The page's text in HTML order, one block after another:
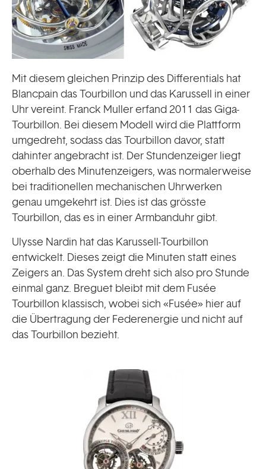
Mit diesem gleichen Prinzip des Differentials hat
Blancpain das Tourbillon und das Karussell in einer
Uhr vereint. Franck Muller erfand 2011 das Giga-
Tourbillon. Bei diesem Modell wird die Plattform
umgedreht, sodass das Tourbillon davor, statt
dahinter angebracht ist. Der Stundenzeiger liegt
oberhalb des Minutenzeigers, was normalerweise
bei traditionellen mechanischen Uhrwerken
genau umgekehrt ist. Dies ist das grösste
Tourbillon, das es in einer Armbanduhr gibt.
Ulysse Nardin hat das Karussell-Tourbillon
entwickelt. Dieses zeigt die Minuten statt eines
Zeigers an. Das System dreht sich also pro Stunde
einmal ganz. Breguet bleibt mit dem Fusée
Tourbillon klassisch, wobei sich «Fusée» hier auf
die Übertragung der Federenergie und nicht auf
das Tourbillon bezieht.